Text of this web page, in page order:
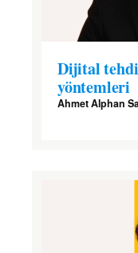
Dijital
yöntemleri
Ahmet Alphan